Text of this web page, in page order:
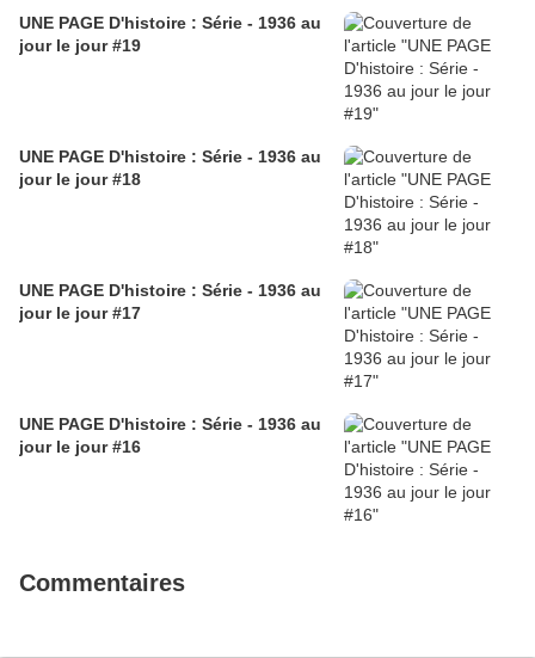
UNE PAGE D'histoire : Série - 1936 au
jour le jour #19
UNE PAGE D'histoire : Série - 1936 au
jour le jour #18
UNE PAGE D'histoire : Série - 1936 au
jour le jour #17
UNE PAGE D'histoire : Série - 1936 au
jour le jour #16
Commentaires